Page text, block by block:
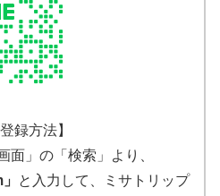
録方法】
面」の「検索」より、
と入力して、ミサトリップ